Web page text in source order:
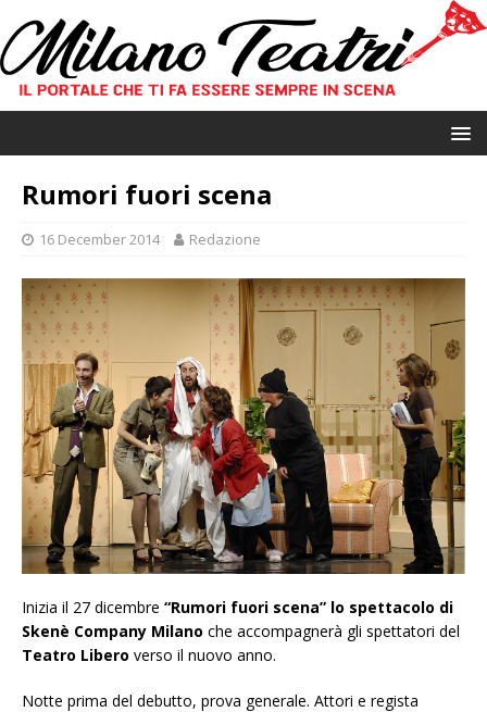
Rumori fuori scena
16 December 2014 Redazione
Inizia il 27 dicembre “Rumori fuori scena” lo spettacolo di
Skenè Company Milano che accompagnerà gli spettatori del
Teatro Libero verso il nuovo anno.
Notte prima del debutto, prova generale. Attori e regista